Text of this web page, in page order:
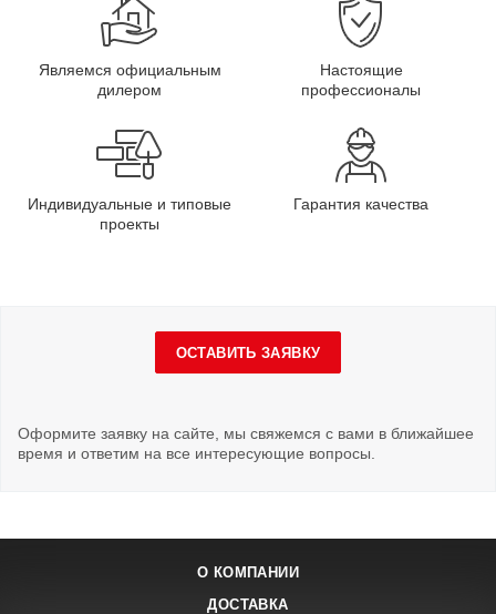
Являемся официальным
дилером
Настоящие
профессионалы
Индивидуальные и типовые
проекты
Гарантия качества
ОСТАВИТЬ ЗАЯВКУ
Оформите заявку на сайте, мы свяжемся с вами в ближайшее
время и ответим на все интересующие вопросы.
О КОМПАНИИ
ДОСТАВКА